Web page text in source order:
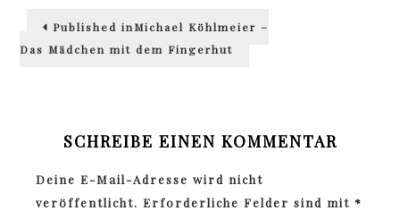
Beitragsnavigation
Published inMichael Köhlmeier –
Das Mädchen mit dem Fingerhut
SCHREIBE EINEN KOMMENTAR
Deine E-Mail-Adresse wird nicht
veröffentlicht. Erforderliche Felder sind mit *